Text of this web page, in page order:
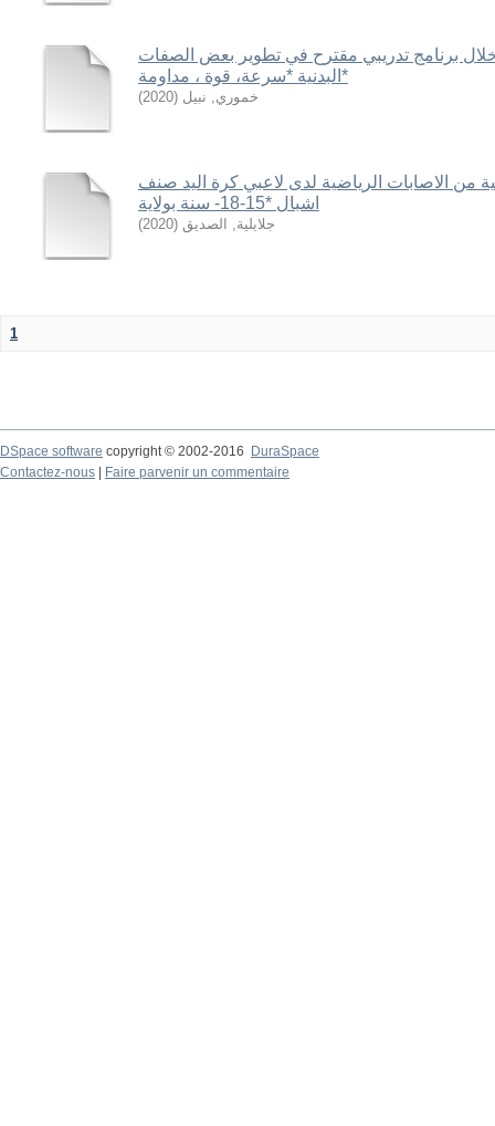
خلال برنامج تدريبي مقترح في تطوير بعض الصفات
البدنية *سرعة، قوة ، مداومة*
خموري, نبيل (
2020
)
من الاصابات الرياضية لدى لاعبي كرة اليد صنف
اشبال *15-18- سنة بولاية
جلايلية, الصديق (
2020
)
1
DSpace software copyright © 2002-2016
DuraSpace
Contactez-nous
Faire parvenir un commentaire